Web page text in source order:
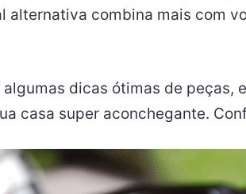
alternativa combina mais com
dicas ótimas de
casa super aconchegante.